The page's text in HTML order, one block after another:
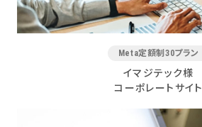
Meta定額制30プラン
イマジテック様
コーポレートサイト